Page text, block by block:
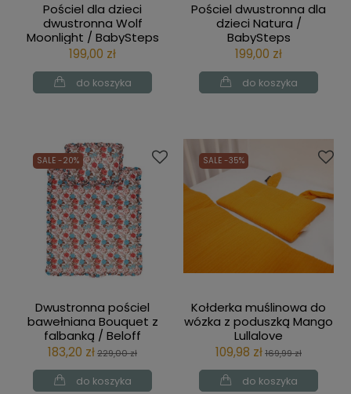
Pościel dla dzieci
dwustronna Wolf
Moonlight / BabySteps
199,00 zł
do koszyka
Pościel dwustronna dla
dzieci Natura /
BabySteps
199,00 zł
do koszyka
Dwustronna pościel
bawełniana Bouquet z
falbanką / Beloff
183,20 zł229,00 zł
do koszyka
SALE -20%
Kołderka muślinowa do
wózka z poduszką Mango
Lullalove
109,98 zł169,99 zł
do koszyka
SALE -35%